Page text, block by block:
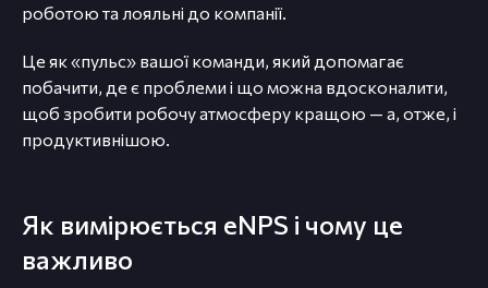
роботою та лояльні до компанії.
Це як «пульс» вашої команди, який допомагає
побачити, де є проблеми і що можна вдосконалити,
щоб зробити робочу атмосферу кращою — а, отже, і
продуктивнішою.
Як вимірюється eNPS і чому це
важливо